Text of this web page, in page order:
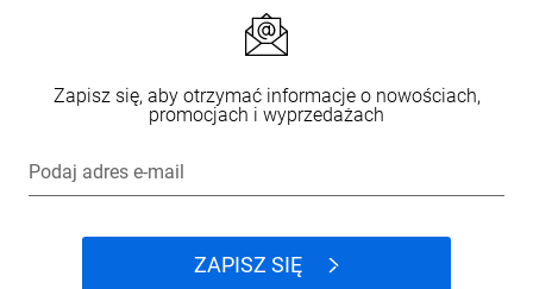
Zapisz się, aby otrzymać informacje o nowościach,
promocjach i wyprzedażach
Podaj adres e-mail
ZAPISZ SIĘ